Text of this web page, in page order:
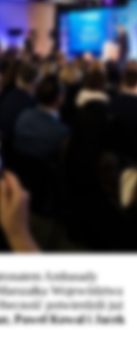
Ambasady
Województwa
potwierdzili już
Paweł Kowal i Jacek